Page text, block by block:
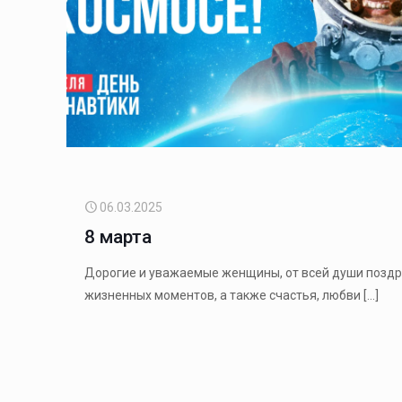
06.03.2025
8 марта
Дорогие и уважаемые женщины, от всей души
жизненных моментов, а также счастья, любви